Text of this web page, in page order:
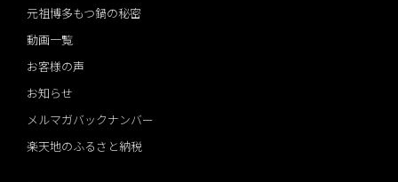
元祖博多もつ鍋の秘密
動画一覧
お客様の声
お知らせ
メルマガバックナンバー
楽天地のふるさと納税